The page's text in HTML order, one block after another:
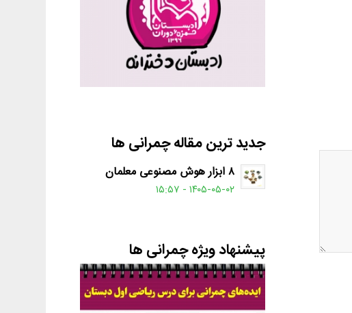
جدید ترین مقاله چمرانی ها
۸ ابزار هوش مصنوعی معلمان
۱۴۰۵-۰۵-۰۲ - ۱۵:۵۷
پیشنهاد ویژه چمرانی ها